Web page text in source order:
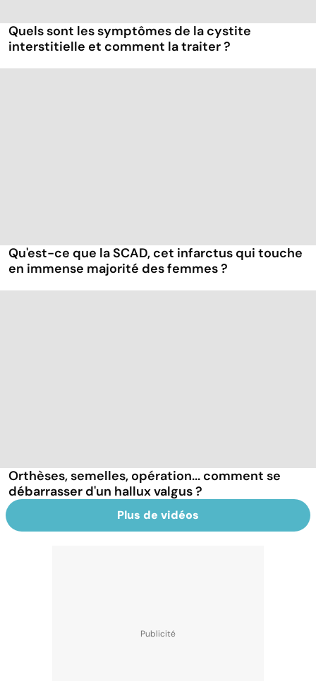
Quels sont les symptômes de la cystite
interstitielle et comment la traiter ?
Qu'est-ce que la SCAD, cet infarctus qui touche
en immense majorité des femmes ?
Orthèses, semelles, opération... comment se
débarrasser d'un hallux valgus ?
Plus de vidéos